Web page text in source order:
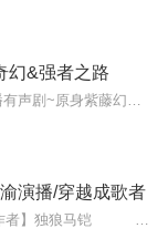
幻&强者之路
演播/穿越成歌者